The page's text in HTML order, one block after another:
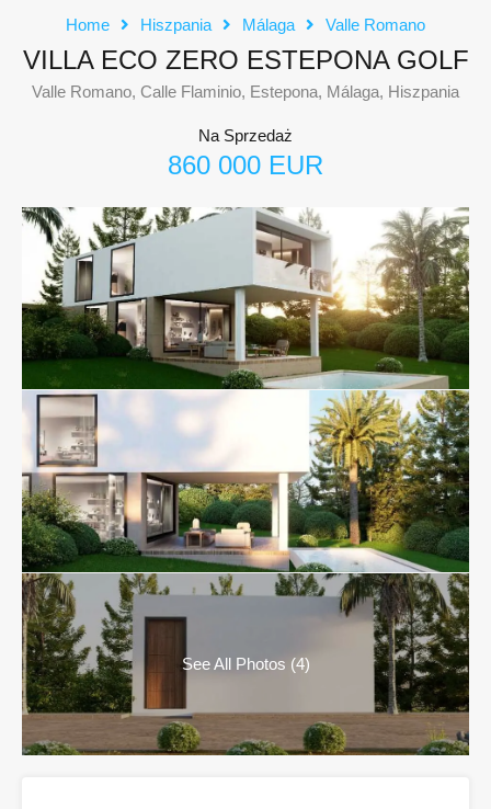
Home Hiszpania Málaga Valle Romano
VILLA ECO ZERO ESTEPONA GOLF
Valle Romano, Calle Flaminio, Estepona, Málaga, Hiszpania
Na Sprzedaż
860 000 EUR
See All Photos (4)